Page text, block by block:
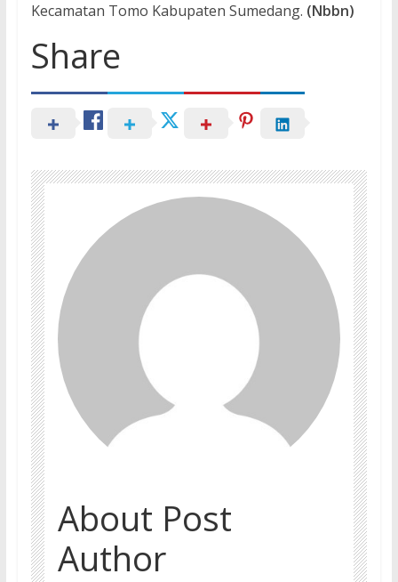
Kecamatan Tomo Kabupaten Sumedang. (Nbbn)
Share
About Post
Author